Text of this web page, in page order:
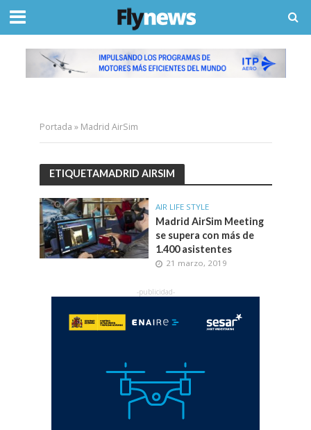
Portada » Madrid AirSim
ETIQUETAMADRID AIRSIM
AIR LIFE STYLE
Madrid AirSim Meeting
se supera con más de
1.400 asistentes
21 marzo, 2019